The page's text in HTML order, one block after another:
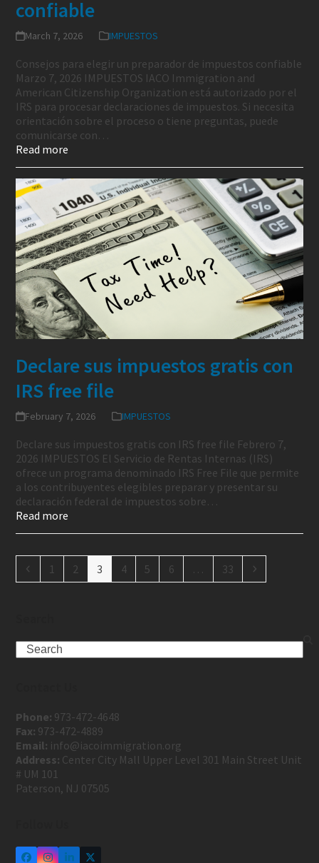
confiable
March 7, 2026 IMPUESTOS
Consejos para elegir un preparador de impuestos confiable
Marzo 7, 2026 IMPUESTOS IACO Immigration and
American Citizenship Organization está autorizado por el
IRS para procesar declaraciones de impuestos. Si necesita
orientación sobre el proceso o tiene preguntas, puede
comunicarse con…
Read more
Declare sus impuestos gratis con
IRS free file
February 7, 2026 IMPUESTOS
Declare sus impuestos gratis con IRS free file Febrero 7,
2026 IMPUESTOS El Servicio de Rentas Internas (IRS)
ofrece un programa denominado IRS Free File que permite
a los contribuyentes elegibles preparar y presentar su
declaración federal de impuestos sobre…
Read more
1 2 3 4 5 6 … 33
Phone: 973-472-4648
Fax: 973-472-4889
Email: info@iacoimmigration.org
Address: Center City Mall Upper Level 301 Main Street Unit
# UM 101
Paterson, NJ 07505